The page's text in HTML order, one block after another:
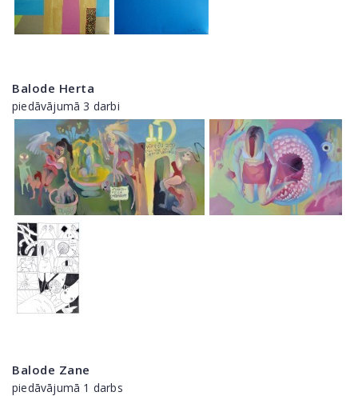
Balode Herta
piedāvājumā 3 darbi
Balode Zane
piedāvājumā 1 darbs